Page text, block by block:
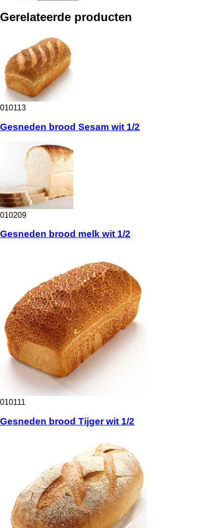
Gerelateerde producten
010113
Gesneden brood Sesam wit 1/2
010209
Gesneden brood melk wit 1/2
010111
Gesneden brood Tijger wit 1/2